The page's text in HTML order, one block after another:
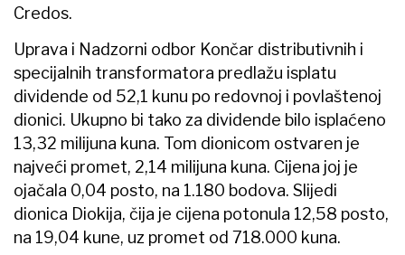
Credos.
Uprava i Nadzorni odbor Končar distributivnih i
specijalnih transformatora predlažu isplatu
dividende od 52,1 kunu po redovnoj i povlaštenoj
dionici. Ukupno bi tako za dividende bilo isplaćeno
13,32 milijuna kuna. Tom dionicom ostvaren je
najveći promet, 2,14 milijuna kuna. Cijena joj je
ojačala 0,04 posto, na 1.180 bodova. Slijedi
dionica Diokija, čija je cijena potonula 12,58 posto,
na 19,04 kune, uz promet od 718.000 kuna.